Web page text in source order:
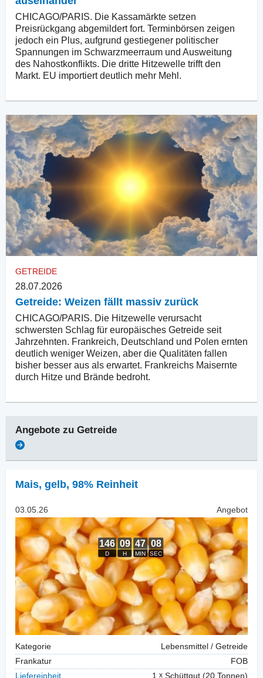
CHICAGO/PARIS. Die Kassamärkte setzen
Preisrückgang abgemildert fort. Terminbörsen zeigen
jedoch ein Plus, aufgrund gestiegener politischer
Spannungen im Schwarzmeerraum und Ausweitung
des Nahostkonflikts. Die dritte Hitzewelle trifft den
Markt. EU importiert deutlich mehr Mehl.
GETREIDE
28.07.2026
Getreide: Weizen fällt massiv zurück
CHICAGO/PARIS. Die Hitzewelle verursacht
schwersten Schlag für europäisches Getreide seit
Jahrzehnten. Frankreich, Deutschland und Polen ernten
deutlich weniger Weizen, aber die Qualitäten fallen
bisher besser aus als erwartet. Frankreichs Maisernte
durch Hitze und Brände bedroht.
Angebote zu Getreide
Mais, gelb, 98% Reinheit
03.05.26 Angebot
Kategorie
Lebensmittel / Getreide
Frankatur
FOB
Liefereinheit
1
Schüttgut (20 Tonnen)